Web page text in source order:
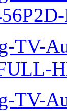
TV-
TV-